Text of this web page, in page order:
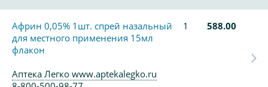
Африн 0,05% 1шт. спрей назальный
для местного применения 15мл
флакон
1 588.00
Аптека Легко www.aptekalegko.ru